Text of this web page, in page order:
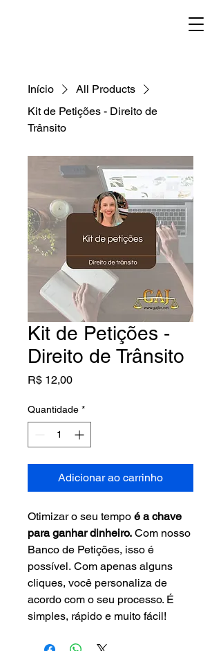
Início
All Products
Kit de Petições - Direito de
Trânsito
Kit de Petições -
Direito de Trânsito
R$ 12,00Preço
Quantidade *
Adicionar ao carrinho
Otimizar o seu tempo é a chave
para ganhar dinheiro. Com nosso
Banco de Petições, isso é
possível. Com apenas alguns
cliques, você personaliza de
acordo com o seu processo. É
simples, rápido e muito fácil!